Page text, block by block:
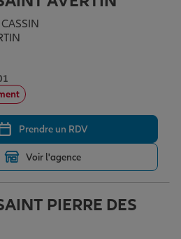
compagnie
Prendre un RDV
Voir l'agence
PIERRE DES